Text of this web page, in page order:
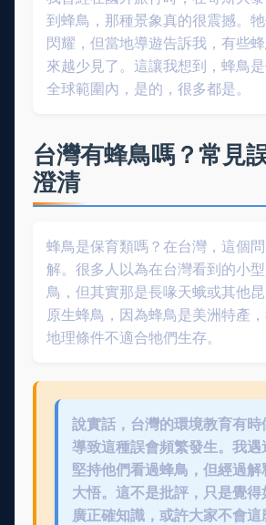
到蜂鳥，那種景象真的很震撼。
閃耀，但當地導遊告訴我，有些
來越少見了。這讓我想到，蜂鳥
全球範圍內，是的，很多都是。
台灣有蜂鳥嗎？常見
澄清
蜂鳥是保育類嗎？在台灣，這個
解。很多人以為在台灣看到的小
鳥，但其實那是長喙天蛾或其他
原生蜂鳥，因為蜂鳥是美洲特產
地理條件不適合牠們生存。
說實話，台灣的環境教育有時
導致這種誤會頻繁發生。我遇
堅持他們看過蜂鳥，但經過
大悟。這不是批評，只是覺
廣正確知識，或許大家不會這